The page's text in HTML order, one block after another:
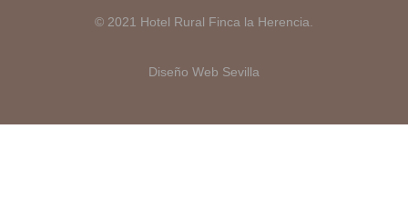
© 2021 Hotel Rural Finca la Herencia.
Diseño Web Sevilla